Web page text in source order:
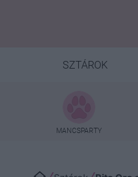
SZTÁROK
MANCSPARTY